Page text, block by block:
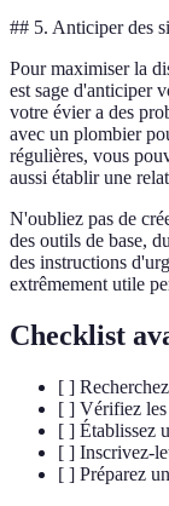
## 5. Anticiper des
Pour maximiser la
est sage d'anticiper
votre évier a des
avec un plombier
régulières, vous
aussi établir une
N'oubliez pas de
des outils de base,
des instructions
extrêmement utile
Checklist
[ ]
[ ] Vérifiez les
[ ] Établissez
[ ] Inscrivez-
[ ] Préparez